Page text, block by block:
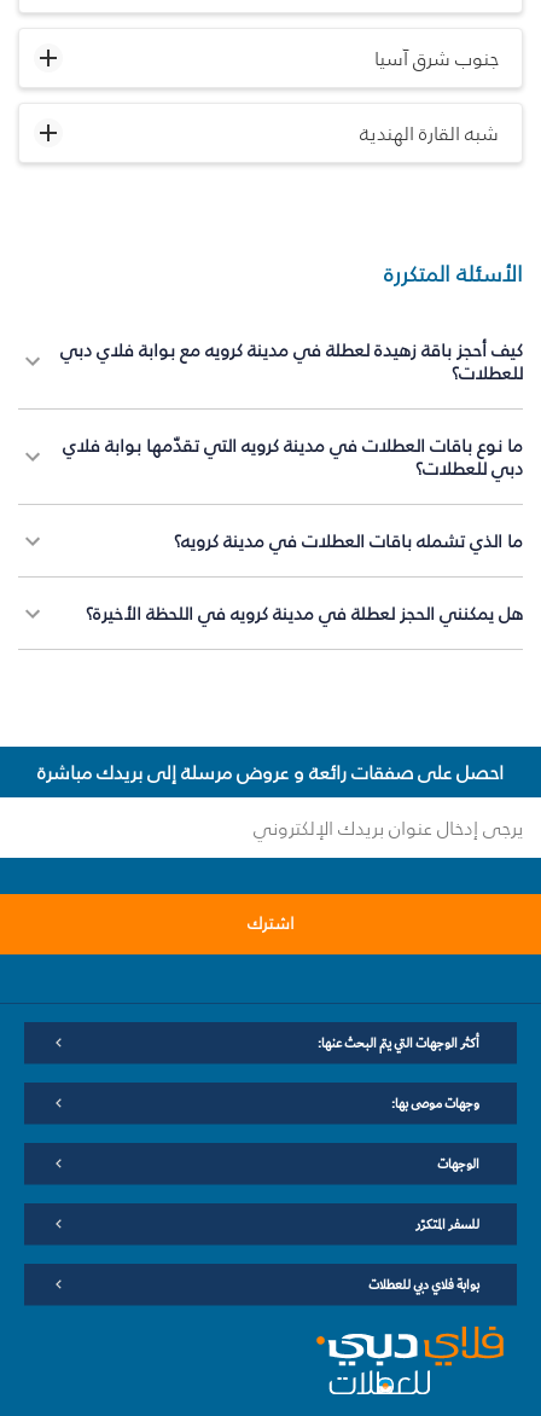
جنوب شرق آسيا
شبه القارة الهندية
الأسئلة المتكررة
كيف أحجز باقة زهيدة لعطلة في مدينة كرويه مع بوابة فلاي دبي
للعطلات؟
ما نوع باقات العطلات في مدينة كرويه التي تقدّمها بوابة فلاي
دبي للعطلات؟
ما الذي تشمله باقات العطلات في مدينة كرويه؟
هل يمكنني الحجز لعطلة في مدينة كرويه في اللحظة الأخيرة؟
احصل على صفقات رائعة و عروض مرسلة إلى بريدك مباشرة
اشترك
أكثر الوجهات التي يتم البحث عنها:
وجهات موصى بها:
الوجهات
للسفر المتكرّر
بوابة فلاي دبي للعطلات